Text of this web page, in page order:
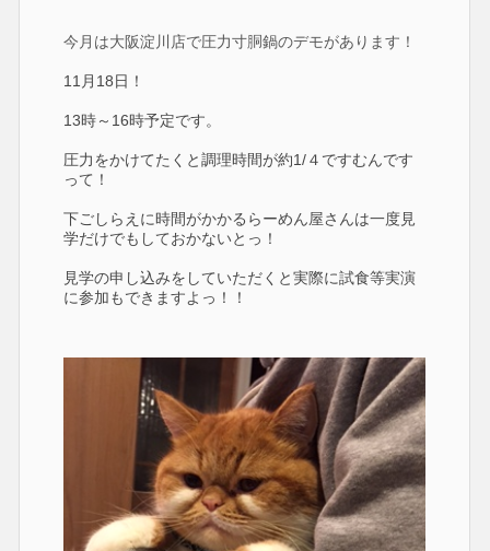
今月は大阪淀川店で圧力寸胴鍋のデモがあります！
11月18日！
13時～16時予定です。
圧力をかけてたくと調理時間が約1/４ですむんです
って！
下ごしらえに時間がかかるらーめん屋さんは一度見
学だけでもしておかないとっ！
見学の申し込みをしていただくと実際に試食等実演
に参加もできますよっ！！